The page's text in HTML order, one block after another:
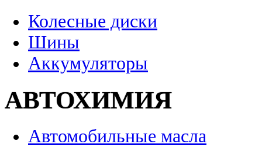
Колесные диски
Шины
Аккумуляторы
АВТОХИМИЯ
Автомобильные масла